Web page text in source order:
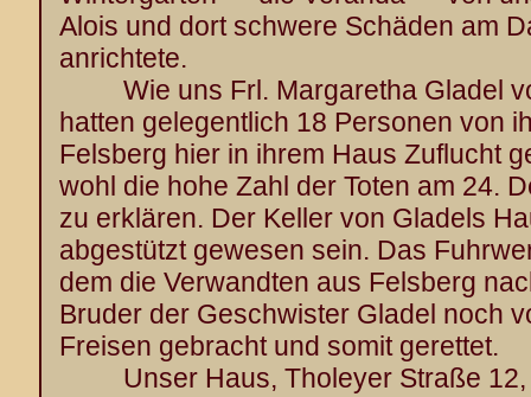
Alois und dort schwere Schäden am
anrichtete.
Wie uns Frl. Margaretha Gladel
hatten gelegentlich 18 Personen von
Felsberg hier in ihrem Haus Zuflucht
wohl die hohe Zahl der Toten am 24.
zu erklären. Der Keller von Gladels
abgestützt gewesen sein. Das
dem die Verwandten aus Felsberg
Bruder der Geschwister Gladel noch
Freisen gebracht und somit gerettet.
Unser Haus, Tholeyer Straße 12,